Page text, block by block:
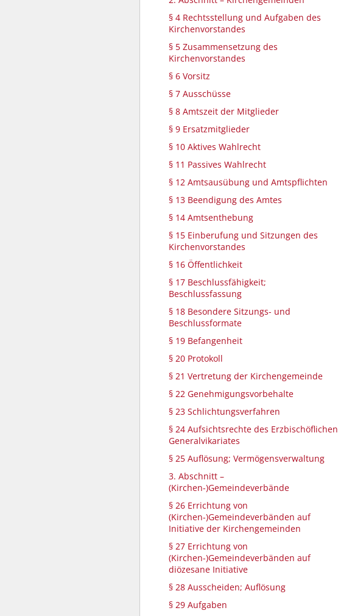
§ 4 Rechtsstellung und Aufgaben des
Kirchenvorstandes
§ 5 Zusammensetzung des
Kirchenvorstandes
§ 6 Vorsitz
§ 7 Ausschüsse
§ 8 Amtszeit der Mitglieder
§ 9 Ersatzmitglieder
§ 10 Aktives Wahlrecht
§ 11 Passives Wahlrecht
§ 12 Amtsausübung und Amtspflichten
§ 13 Beendigung des Amtes
§ 14 Amtsenthebung
§ 15 Einberufung und Sitzungen des
Kirchenvorstandes
§ 16 Öffentlichkeit
§ 17 Beschlussfähigkeit;
Beschlussfassung
§ 18 Besondere Sitzungs- und
Beschlussformate
§ 19 Befangenheit
§ 20 Protokoll
§ 21 Vertretung der Kirchengemeinde
§ 22 Genehmigungsvorbehalte
§ 23 Schlichtungsverfahren
§ 24 Aufsichtsrechte des Erzbischöflichen
Generalvikariates
§ 25 Auflösung; Vermögensverwaltung
3. Abschnitt –
(Kirchen-)Gemeindeverbände
§ 26 Errichtung von
(Kirchen-)Gemeindeverbänden auf
Initiative der Kirchengemeinden
§ 27 Errichtung von
(Kirchen-)Gemeindeverbänden auf
diözesane Initiative
§ 28 Ausscheiden; Auflösung
§ 29 Aufgaben